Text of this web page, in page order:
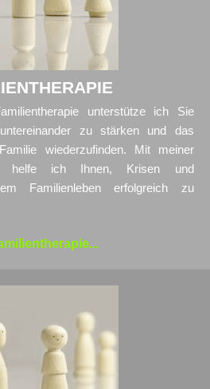
unterstütze ich Sie
zu stärken und das
wiederzufinden. Mit meiner
helfe ich Ihnen, Krisen und
Familienleben erfolgreich zu